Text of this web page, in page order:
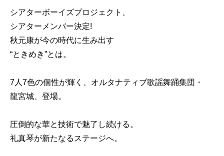
シアターボーイズプロジェクト、
シアターメンバー決定!
秋元康が今の時代に生み出す
“ときめき”とは。
7人7色の個性が輝く、オルタナティブ歌謡舞踊集団・
龍宮城、登場。
圧倒的な華と技術で魅了し続ける。
礼真琴が新たなるステージへ。